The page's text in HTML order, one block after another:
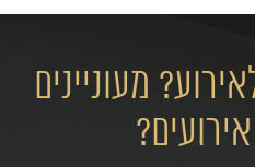
מעוניינים